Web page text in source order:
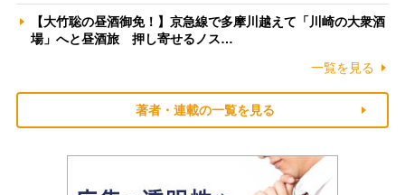
【大竹聡の昼酒御免！】京急線で多摩川越えて「川崎の大衆酒
場」へと昼酒旅 押し寄せるノス…
一覧を見る
著者・連載の一覧を見る